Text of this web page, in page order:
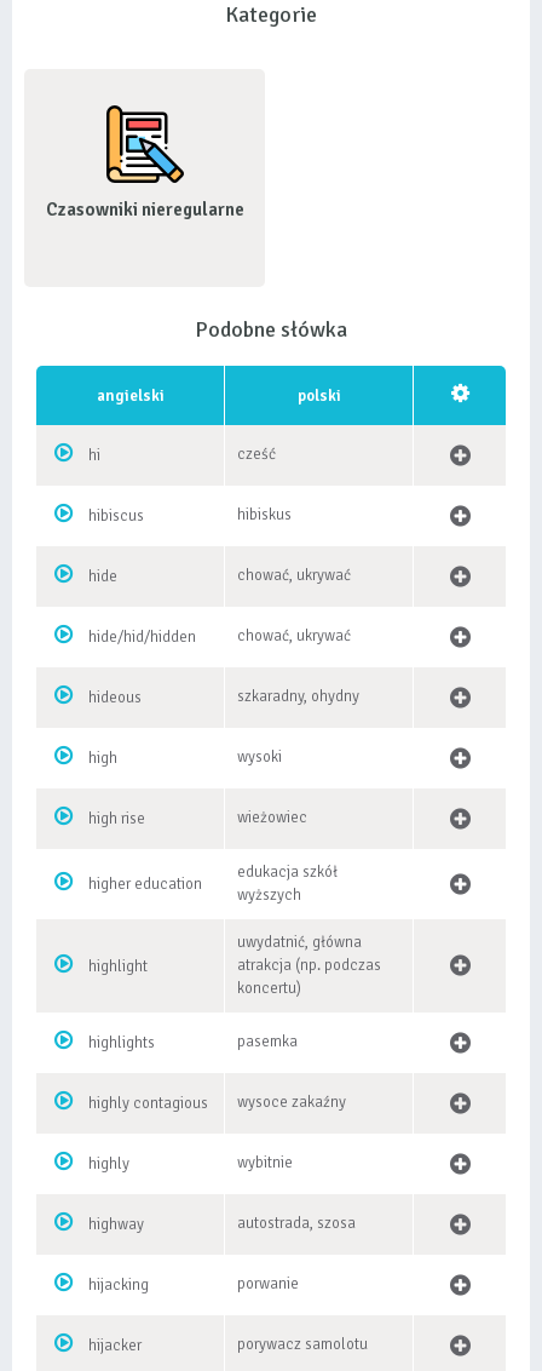
Kategorie
Czasowniki nieregularne
Podobne słówka
angielski polski
hi cześć
hibiscus hibiskus
hide chować, ukrywać
hide/hid/hidden chować, ukrywać
hideous szkaradny, ohydny
high wysoki
high rise wieżowiec
higher education
edukacja szkół
wyższych
highlight
uwydatnić, główna
atrakcja (np. podczas
koncertu)
highlights pasemka
highly contagious wysoce zakaźny
highly wybitnie
highway autostrada, szosa
hijacking porwanie
hijacker porywacz samolotu